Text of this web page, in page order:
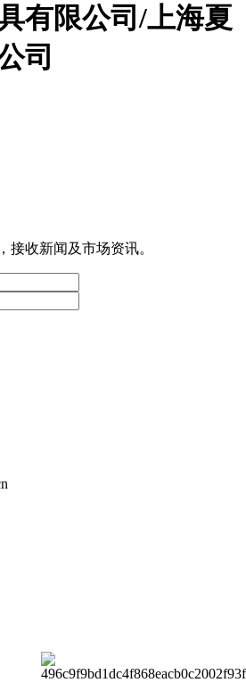
有限公司/上海夏
司
接收新闻及市场资讯。